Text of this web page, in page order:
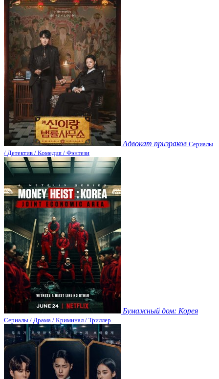
Адвокат призраков Сериалы
/ Детектив / Комедия / Фэнтези
Бумажный дом: Корея
Сериалы / Драма / Криминал / Триллер